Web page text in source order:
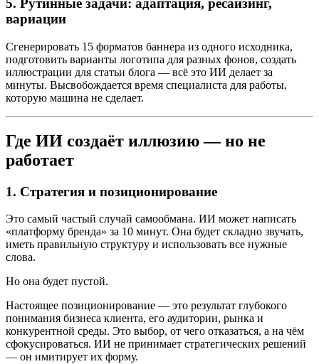
5. Рутинные задачи: адаптация, ресайзинг,
вариации
Сгенерировать 15 форматов баннера из одного исходника,
подготовить варианты логотипа для разных фонов, создать
иллюстрации для статьи блога — всё это ИИ делает за
минуты. Высвобождается время специалиста для работы,
которую машина не сделает.
Где ИИ создаёт иллюзию — но не
работает
1. Стратегия и позиционирование
Это самый частый случай самообмана. ИИ может написать
«платформу бренда» за 10 минут. Она будет складно звучать,
иметь правильную структуру и использовать все нужные
слова.
Но она будет пустой.
Настоящее позиционирование — это результат глубокого
понимания бизнеса клиента, его аудитории, рынка и
конкурентной среды. Это выбор, от чего отказаться, а на чём
сфокусироваться. ИИ не принимает стратегических решений
— он имитирует их форму.